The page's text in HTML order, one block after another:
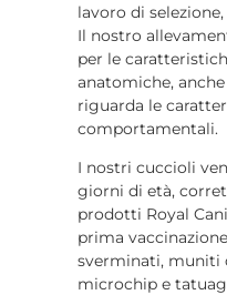
lavoro di
Il nostro
per le
anatomiche,
riguarda le
comportamentali.
I nostri cuccioli
giorni di età,
prodotti Royal
prima
sverminati, muniti
microchip e